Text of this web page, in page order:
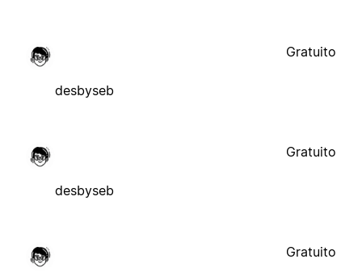
desbyseb
Gratuito
desbyseb
Gratuito
Gratuito